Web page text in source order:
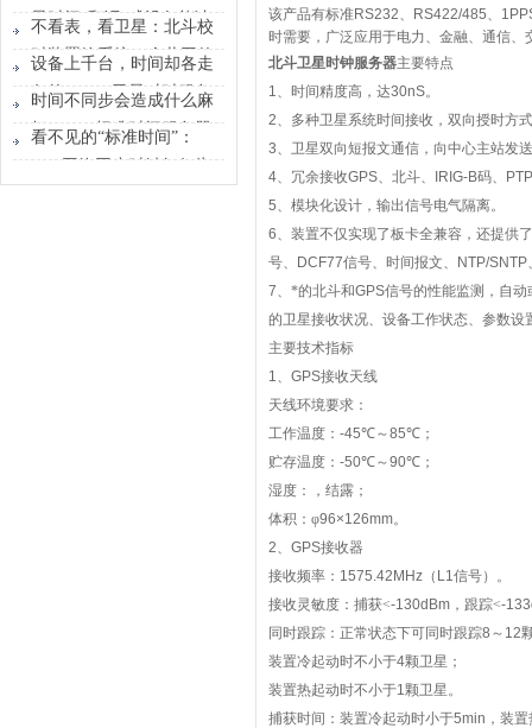
设备
星时间“翻译”成设备能读
懂的信号
不看表，看卫星：北斗校
时装置给系统一个共同的
时间原点
设备上千台，时间却各走
各的？GPS卫星对时服务
器能做什么？
时间不同步会造成什么麻
烦？GPS标准时间服务器
解决的不只是校时
看不见的“标准时间”：
GPS网络同步时钟如何为
该产品有标准RS232、 RS422/485、
时需要，广泛应用于电力、金融、通信
北斗卫星时钟服务器主要特点
1、时间精度高，达30nS。
2、多种卫星系统时间接收，双向授时方
3、卫星双向短报文通信，向中心主站发
4、冗余接收GPS、北斗、 IRIG-B码、
PTP
5、模块化设计，输出信号电气隔离。
6、装置不仅实现了板卡全兼容，还提供
号、
DCF77信号、时间报文、 NTP/SNTP
7、*的北斗和GPS信号的性能监测，自
的卫星接收状况、设备工作状态、参数设
主要技术指标
1、 GPS接收天线
天线环境要求：
工作温度： -45℃～85℃；
贮存温度： -50℃～90℃；
湿度：
，结露；
体积：φ96×126mm。
2、 GPS接收器
接收频率： 1575.42MHz （ L1信号）。
接收灵敏度：捕获<-130dBm ，跟踪<-
同时跟踪：正常状态下可同时跟踪8 ～ 12
装置冷起动时不小于4颗卫星；
装置热起动时不小于1颗卫星。
捕获时间：装置冷起动时小于5min ，装